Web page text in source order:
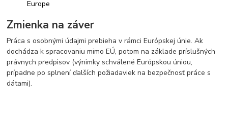
Europe
Zmienka na záver
Práca s osobnými údajmi prebieha v rámci Európskej únie. Ak
dochádza k spracovaniu mimo EÚ, potom na základe príslušných
právnych predpisov (výnimky schválené Európskou úniou,
prípadne po splnení ďalších požiadaviek na bezpečnosť práce s
dátami).